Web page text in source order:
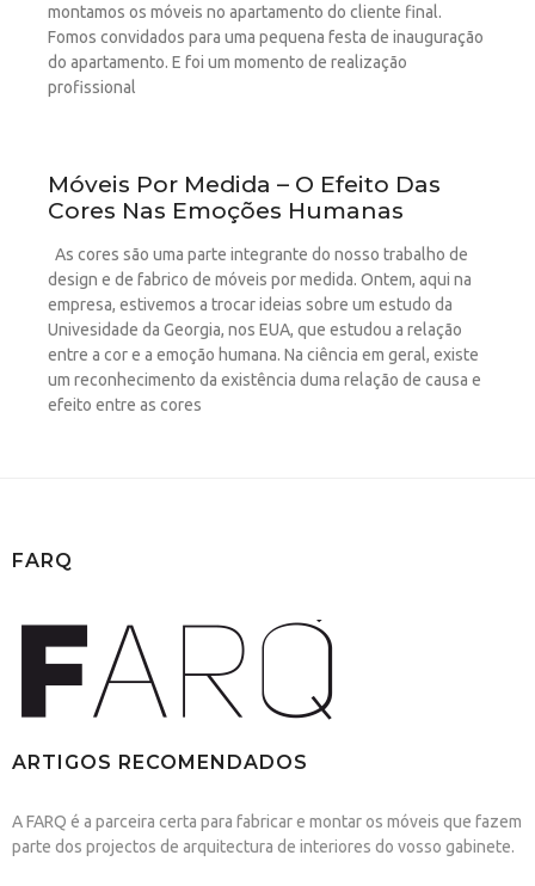
montamos os móveis no apartamento do cliente final.
Fomos convidados para uma pequena festa de inauguração
do apartamento. E foi um momento de realização
profissional
Móveis Por Medida – O Efeito Das
Cores Nas Emoções Humanas
As cores são uma parte integrante do nosso trabalho de
design e de fabrico de móveis por medida. Ontem, aqui na
empresa, estivemos a trocar ideias sobre um estudo da
Univesidade da Georgia, nos EUA, que estudou a relação
entre a cor e a emoção humana. Na ciência em geral, existe
um reconhecimento da existência duma relação de causa e
efeito entre as cores
FARQ
ARTIGOS RECOMENDADOS
A FARQ é a parceira certa para fabricar e montar os móveis que fazem
parte dos projectos de arquitectura de interiores do vosso gabinete.